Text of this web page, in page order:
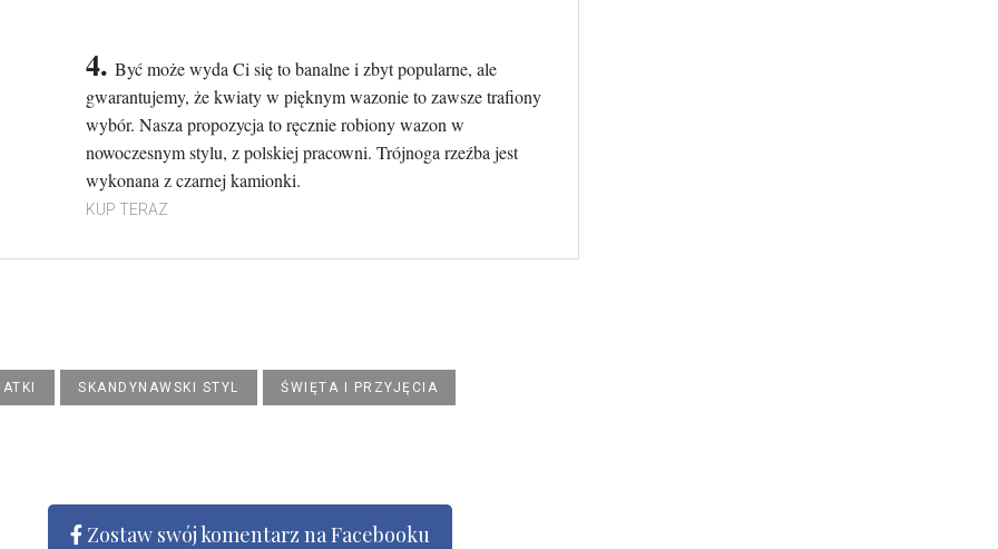
4. Być może wyda Ci się to banalne i zbyt popularne, ale
gwarantujemy, że kwiaty w pięknym wazonie to zawsze trafiony
wybór. Nasza propozycja to ręcznie robiony wazon w
nowoczesnym stylu, z polskiej pracowni. Trójnoga rzeźba jest
wykonana z czarnej kamionki.
KUP TERAZ
SKANDYNAWSKI STYL ŚWIĘTA I PRZYJĘCIA
Zostaw swój komentarz na Facebooku